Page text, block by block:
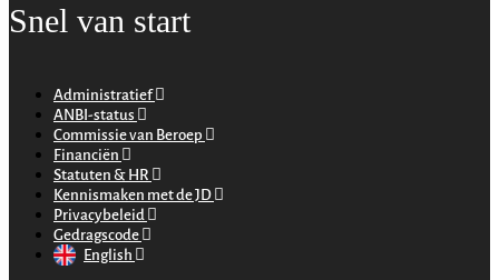
Snel van start
Administratief
ANBI-status
Commissie van Beroep
Financiën
Statuten & HR
Kennismaken met de JD
Privacybeleid
Gedragscode
English